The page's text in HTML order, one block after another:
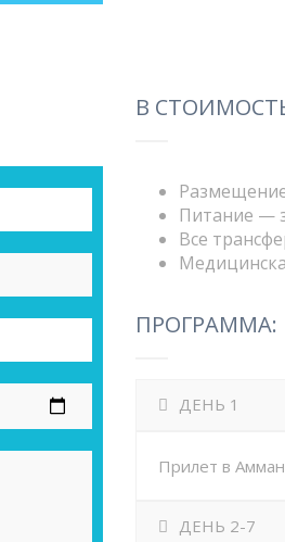
В
Питание —
Все
ПРОГРАММА:
ДЕНЬ 1
Прилет в
ДЕНЬ 2-7